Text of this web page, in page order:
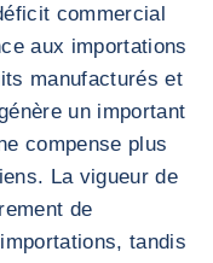
commercial
aux importations
manufacturés et
un important
compense plus
La vigueur de
de
tandis